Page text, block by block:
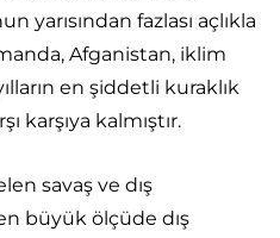
yarısından fazlası açlıkla
Afganistan, iklim
en şiddetli kuraklık
karşıya kalmıştır.
savaş ve dış
büyük ölçüde dış